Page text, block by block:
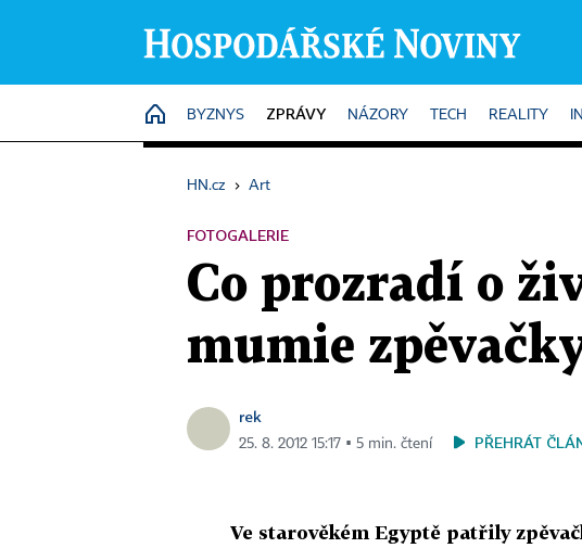
HOME
BYZNYS ZPRÁVY NÁZORY TECH REALITY
HN.cz › Art
FOTOGALERIE
Co prozradí o
mumie
rek
25. 8. 2012 15:17 ▪ 5 min. čtení PŘEHRÁT
Ve starověkém Egyptě patřily